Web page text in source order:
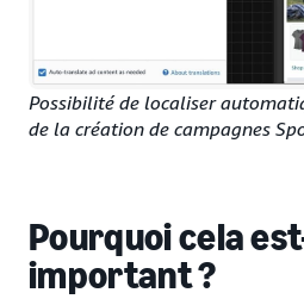
Possibilité de localiser
de la création de campagnes
Pourquoi cela
important ?